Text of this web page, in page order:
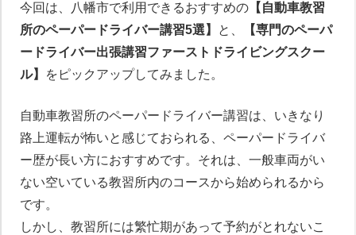
今回は、八幡市で利用できるおすすめの【自動車教習
所のペーパードライバー講習5選】
と、
【専門のペーパ
ードライバー出張講習ファーストドライビングスクー
ル】
をピックアップしてみました。
自動車教習所のペーパードライバー講習は、いきなり
路上運転が怖いと感じておられる、ペーパードライバ
ー歴が長い方におすすめです。それは、一般車両がい
ない空いている教習所内のコースから始められるから
です。
しかし、教習所には繁忙期があって予約がとれないこ